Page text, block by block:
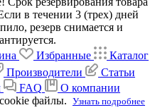
в течении 3 (трех) дней
резерв снимается и
Избранные
Каталог
Производители
Статьи
FAQ
О компании
файлы. Узнать подробнее